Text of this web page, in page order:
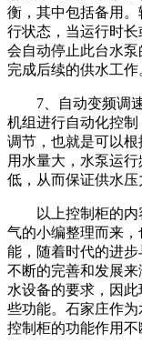
衡，其中包括备用
行状态，当运行时
会自动停止此台水
完成后续的供水工作
7、自动变频调
机组进行自动化控
调节，也就是可以根
用水量大，水泵运
低，从而保证供水压
以上控制柜的
气的小编整理而来
能，随着时代的进
不断的完善和发展
水设备的要求，因
些功能。石家庄作
控制柜的功能作用不